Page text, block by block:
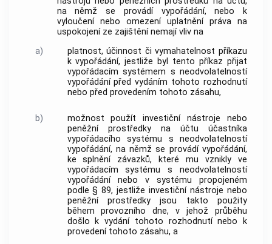
na němž se provádí vypořádání, nebo k
vyloučení nebo omezení uplatnění práva na
uspokojení ze zajištění nemají vliv na
a)
platnost, účinnost či vymahatelnost příkazu
k vypořádání, jestliže byl tento příkaz přijat
vypořádacím systémem s neodvolatelností
vypořádání před vydáním tohoto rozhodnutí
nebo před provedením tohoto zásahu,
b)
možnost použít investiční nástroje nebo
peněžní prostředky na účtu účastníka
vypořádacího systému s neodvolatelností
vypořádání, na němž se provádí vypořádání,
ke splnění závazků, které mu vznikly ve
vypořádacím systému s neodvolatelností
vypořádání nebo v systému propojeném
podle § 89, jestliže investiční nástroje nebo
peněžní prostředky jsou takto použity
během provozního dne, v jehož průběhu
došlo k vydání tohoto rozhodnutí nebo k
provedení tohoto zásahu, a